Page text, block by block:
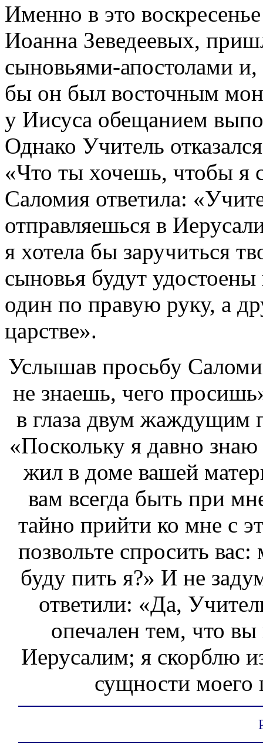
Именно в это
Иоанна Зеведеевых,
сыновьями-апостолами
бы он был восточным
у Иисуса обещанием
Однако Учитель
«Что ты хочешь, чтобы я
Саломия ответила:
отправляешься в
я хотела бы заручиться
сыновья будут
один по правую руку, а
царстве».
Услышав просьбу
не знаешь, чего
в глаза двум жаждущим
«Поскольку я давно
жил в доме вашей
вам всегда быть при
тайно прийти ко мне с
позвольте спросить
буду пить я?» И не
ответили: «Да,
опечален тем, что
Иерусалим; я скорблю
сущности моего